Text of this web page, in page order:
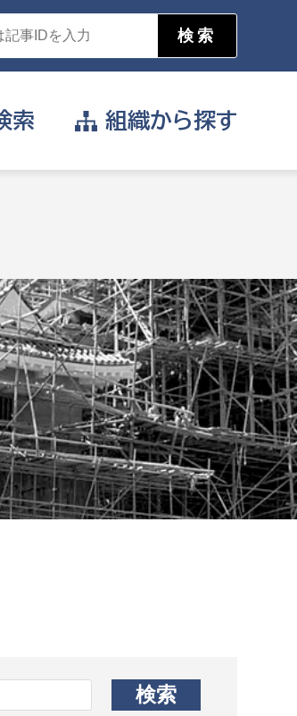
消防
索
申請をしたい
ほしい
たい
したい
・講座などに参加したい
組織から探す
事業課